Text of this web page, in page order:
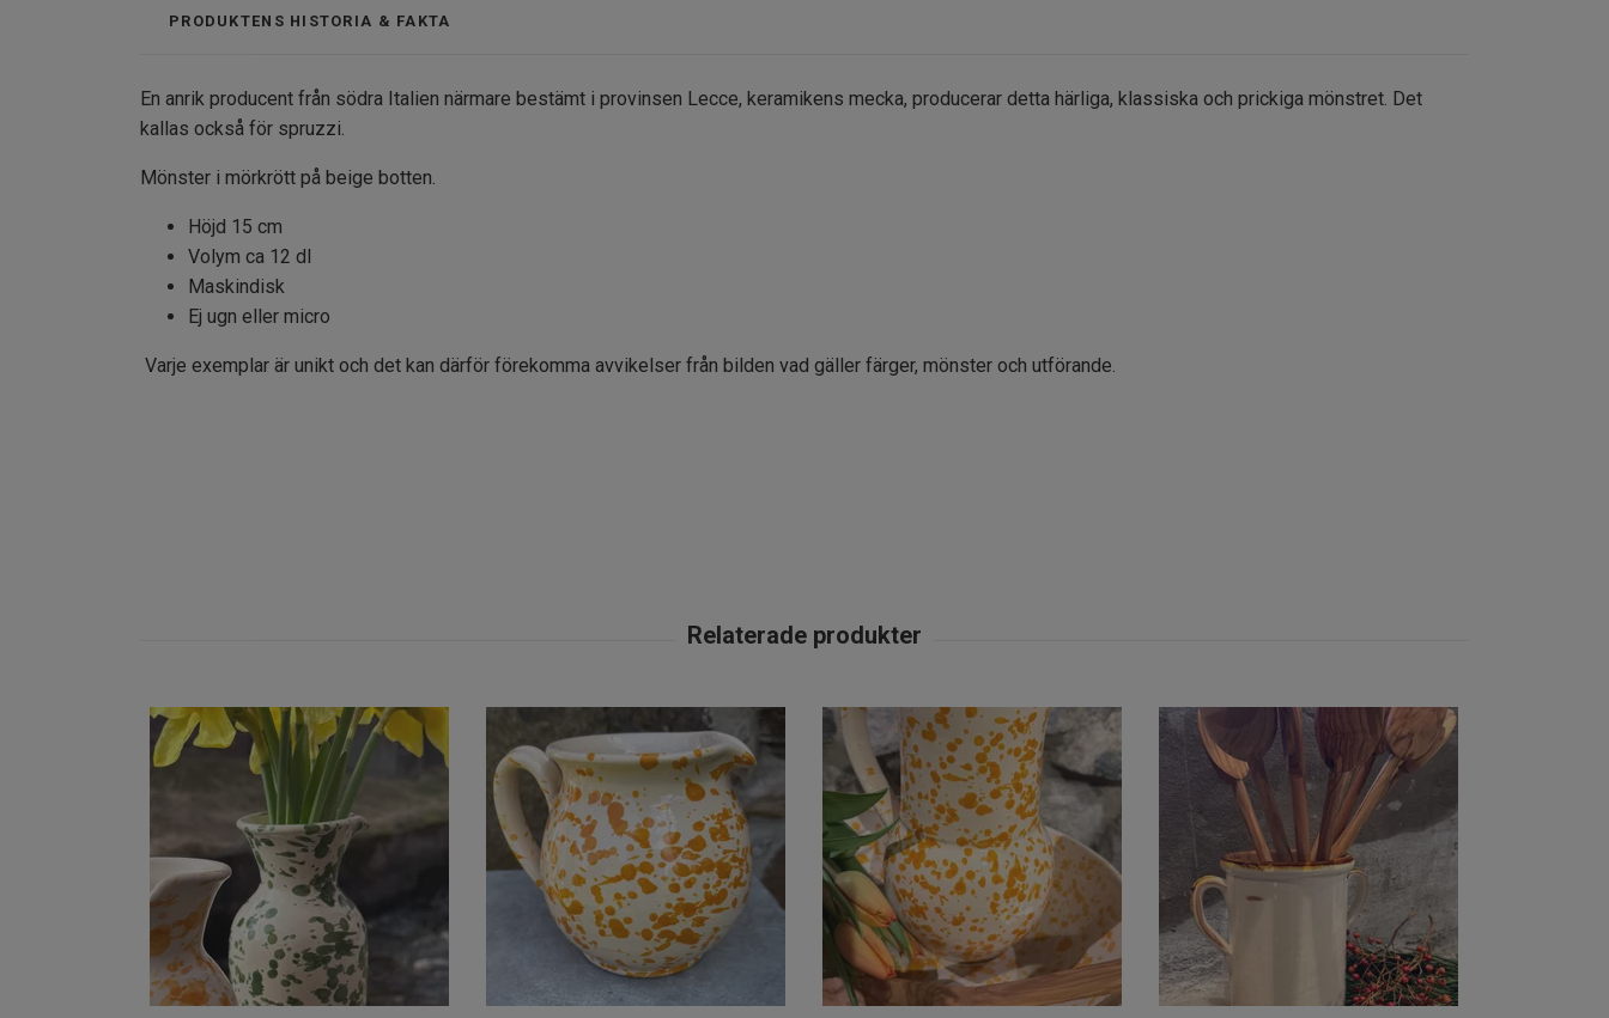
PRODUKTENS HISTORIA & FAKTA
En anrik producent från södra Italien närmare bestämt i provinsen Lecce, keramikens mecka, producerar detta härliga, klassiska och prickiga mönstret. Det
kallas också för spruzzi.
Mönster i mörkrött på beige botten.
Höjd 15 cm
Volym ca 12 dl
Maskindisk
Ej ugn eller micro
Varje exemplar är unikt och det kan därför förekomma avvikelser från bilden vad gäller färger, mönster och utförande.